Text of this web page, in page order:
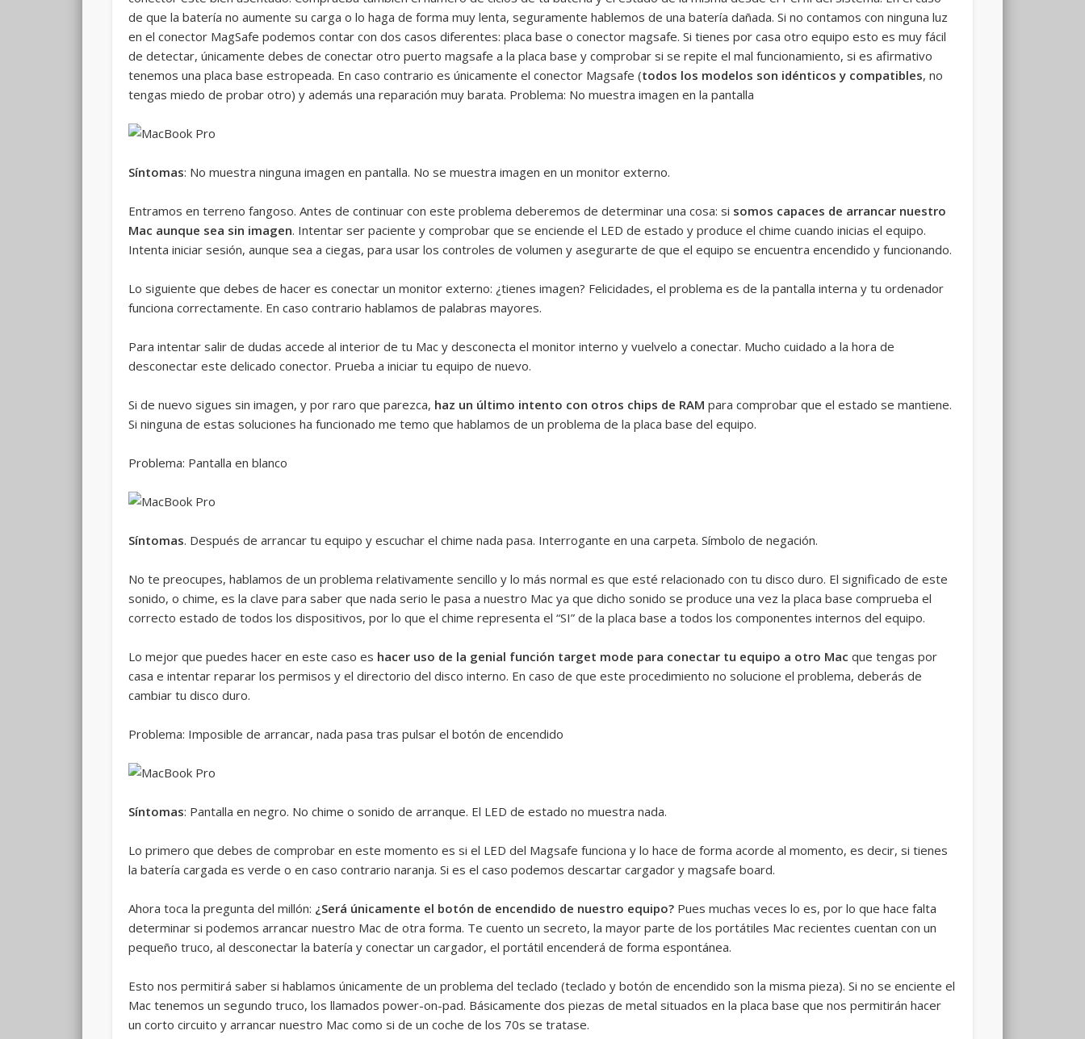
de que la batería no aumente su carga o lo haga de forma muy lenta, seguramente hablemos de una batería dañada. Si no contamos con ninguna luz
en el conector MagSafe podemos contar con dos casos diferentes: placa base o conector magsafe. Si tienes por casa otro equipo esto es muy fácil
de detectar, únicamente debes de conectar otro puerto magsafe a la placa base y comprobar si se repite el mal funcionamiento, si es afirmativo
tenemos una placa base estropeada. En caso contrario es únicamente el conector Magsafe (todos los modelos son idénticos y compatibles, no
tengas miedo de probar otro) y además una reparación muy barata. Problema: No muestra imagen en la pantalla
Síntomas: No muestra ninguna imagen en pantalla. No se muestra imagen en un monitor externo.
Entramos en terreno fangoso. Antes de continuar con este problema deberemos de determinar una cosa: si somos capaces de arrancar nuestro
Mac aunque sea sin imagen. Intentar ser paciente y comprobar que se enciende el LED de estado y produce el chime cuando inicias el equipo.
Intenta iniciar sesión, aunque sea a ciegas, para usar los controles de volumen y asegurarte de que el equipo se encuentra encendido y funcionando.
Lo siguiente que debes de hacer es conectar un monitor externo: ¿tienes imagen? Felicidades, el problema es de la pantalla interna y tu ordenador
funciona correctamente. En caso contrario hablamos de palabras mayores.
Para intentar salir de dudas accede al interior de tu Mac y desconecta el monitor interno y vuelvelo a conectar. Mucho cuidado a la hora de
desconectar este delicado conector. Prueba a iniciar tu equipo de nuevo.
Si de nuevo sigues sin imagen, y por raro que parezca, haz un último intento con otros chips de RAM para comprobar que el estado se mantiene.
Si ninguna de estas soluciones ha funcionado me temo que hablamos de un problema de la placa base del equipo.
Problema: Pantalla en blanco
Síntomas. Después de arrancar tu equipo y escuchar el chime nada pasa. Interrogante en una carpeta. Símbolo de negación.
No te preocupes, hablamos de un problema relativamente sencillo y lo más normal es que esté relacionado con tu disco duro. El significado de este
sonido, o chime, es la clave para saber que nada serio le pasa a nuestro Mac ya que dicho sonido se produce una vez la placa base comprueba el
correcto estado de todos los dispositivos, por lo que el chime representa el “SI” de la placa base a todos los componentes internos del equipo.
Lo mejor que puedes hacer en este caso es hacer uso de la genial función target mode para conectar tu equipo a otro Mac que tengas por
casa e intentar reparar los permisos y el directorio del disco interno. En caso de que este procedimiento no solucione el problema, deberás de
cambiar tu disco duro.
Problema: Imposible de arrancar, nada pasa tras pulsar el botón de encendido
Síntomas: Pantalla en negro. No chime o sonido de arranque. El LED de estado no muestra nada.
Lo primero que debes de comprobar en este momento es si el LED del Magsafe funciona y lo hace de forma acorde al momento, es decir, si tienes
la batería cargada es verde o en caso contrario naranja. Si es el caso podemos descartar cargador y magsafe board.
Ahora toca la pregunta del millón: ¿Será únicamente el botón de encendido de nuestro equipo?Pues muchas veces lo es, por lo que hace falta
determinar si podemos arrancar nuestro Mac de otra forma. Te cuento un secreto, la mayor parte de los portátiles Mac recientes cuentan con un
pequeño truco, al desconectar la batería y conectar un cargador, el portátil encenderá de forma espontánea.
Esto nos permitirá saber si hablamos únicamente de un problema del teclado (teclado y botón de encendido son la misma pieza). Si no se enciente el
Mac tenemos un segundo truco, los llamados power-on-pad. Básicamente dos piezas de metal situados en la placa base que nos permitirán hacer
un corto circuito y arrancar nuestro Mac como si de un coche de los 70s se tratase.